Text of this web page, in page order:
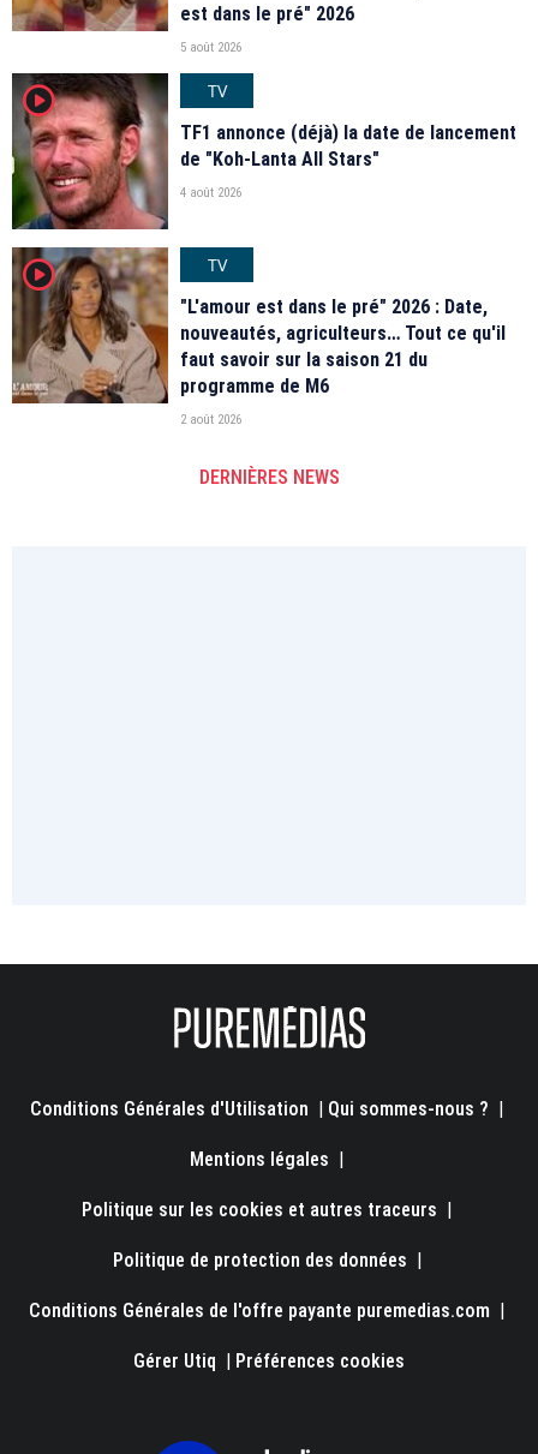
est dans le pré" 2026
5 août 2026
player2
TV
TF1 annonce (déjà) la date de lancement
de "Koh-Lanta All Stars"
4 août 2026
player2
TV
"L'amour est dans le pré" 2026 : Date,
nouveautés, agriculteurs… Tout ce qu'il
faut savoir sur la saison 21 du
programme de M6
2 août 2026
DERNIÈRES NEWS
Conditions Générales d'Utilisation | Qui sommes-nous ? |
Mentions légales |
Politique sur les cookies et autres traceurs |
Politique de protection des données |
Conditions Générales de l'offre payante puremedias.com |
Gérer Utiq | Préférences cookies